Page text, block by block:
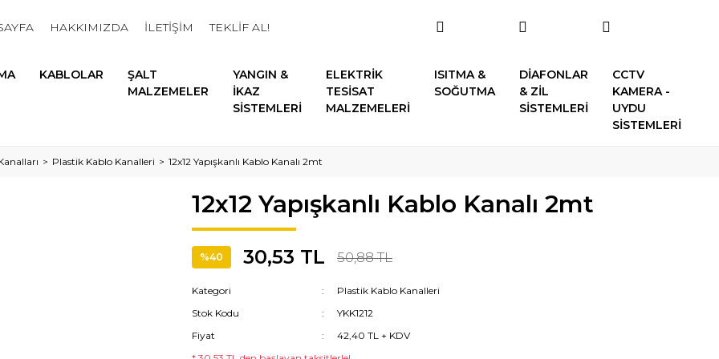
HAKKIMIZDA İLETİŞİM TEKLİF AL!
KABLOLAR
ŞALT
MALZEMELER
YANGIN &
İKAZ
SİSTEMLERİ
ELEKTRİK
TESİSAT
MALZEMELERİ
ISITMA &
SOĞUTMA
DİAFONLAR
& ZİL
SİSTEMLERİ
CCTV
KAMERA -
UYDU
SİSTEMLERİ
Plastik Kablo Kanalleri 12x12 Yapışkanlı Kablo Kanalı 2mt
12x12 Yapışkanlı Kablo Kanalı 2mt
%40 30,53 TL 50,88 TL
Kategori
Plastik Kablo Kanalleri
Stok Kodu
YKK1212
Fiyat
42,40 TL + KDV